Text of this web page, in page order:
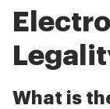
What is